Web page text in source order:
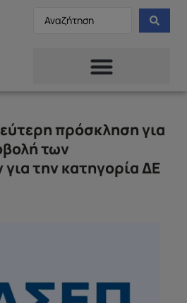
πρόσκληση για
των
για την κατηγορία ΔΕ